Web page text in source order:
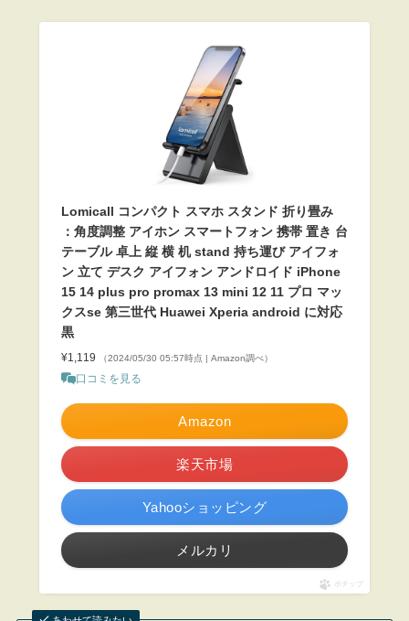
Lomicall コンパクト スマホ スタンド 折り畳み
：角度調整 アイホン スマートフォン 携帯 置き 台
テーブル 卓上 縦 横 机 stand 持ち運び アイフォ
ン 立て デスク アイフォン アンドロイド iPhone
15 14 plus pro promax 13 mini 12 11 プロ マッ
クスse 第三世代 Huawei Xperia android に対応
黒
¥1,119 （2024/05/30 05:57時点 | Amazon調べ）
口コミを見る
Amazon
楽天市場
Yahooショッピング
メルカリ
ポチップ